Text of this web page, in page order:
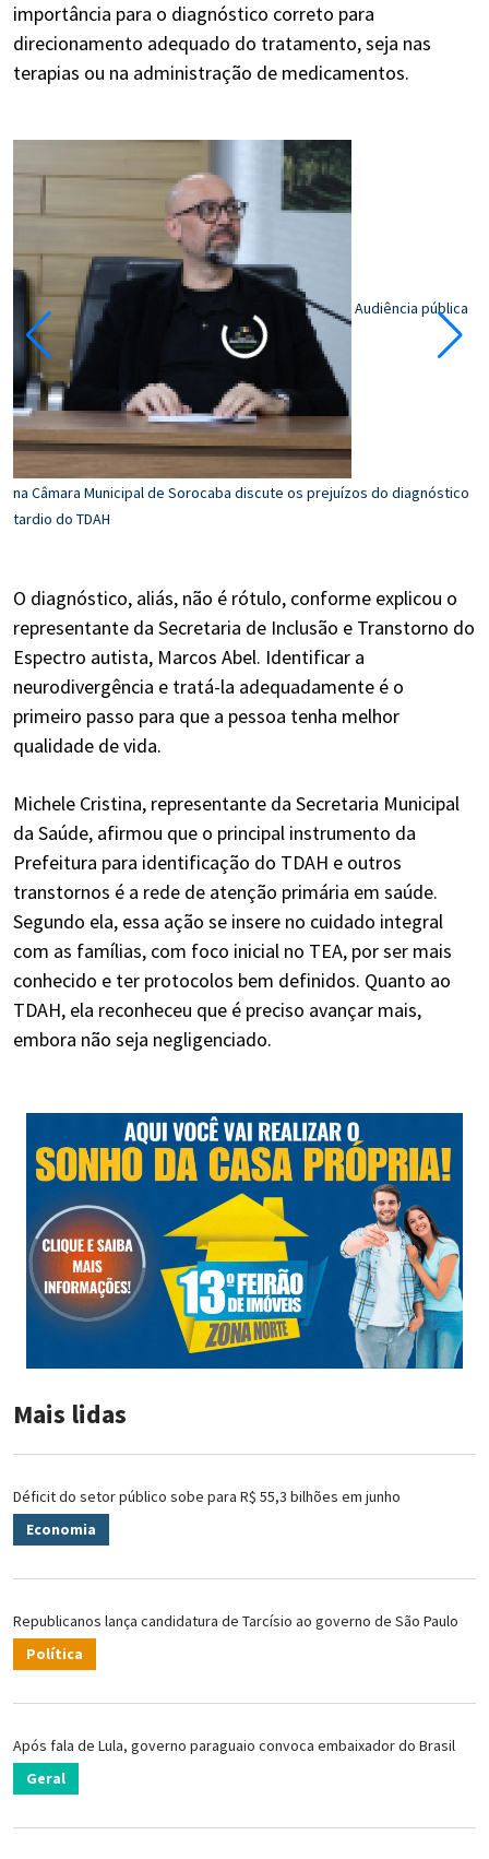
importância para o diagnóstico correto para
direcionamento adequado do tratamento, seja nas
terapias ou na administração de medicamentos.
Audiência pública
na Câmara Municipal de Sorocaba discute os prejuízos do diagnóstico
tardio do TDAH
O diagnóstico, aliás, não é rótulo, conforme explicou o
representante da Secretaria de Inclusão e Transtorno do
Espectro autista, Marcos Abel. Identificar a
neurodivergência e tratá-la adequadamente é o
primeiro passo para que a pessoa tenha melhor
qualidade de vida.
Michele Cristina, representante da Secretaria Municipal
da Saúde, afirmou que o principal instrumento da
Prefeitura para identificação do TDAH e outros
transtornos é a rede de atenção primária em saúde.
Segundo ela, essa ação se insere no cuidado integral
com as famílias, com foco inicial no TEA, por ser mais
conhecido e ter protocolos bem definidos. Quanto ao
TDAH, ela reconheceu que é preciso avançar mais,
embora não seja negligenciado.
Mais lidas
Déficit do setor público sobe para R$ 55,3 bilhões em junho
Economia
Republicanos lança candidatura de Tarcísio ao governo de São Paulo
Política
Após fala de Lula, governo paraguaio convoca embaixador do Brasil
Geral